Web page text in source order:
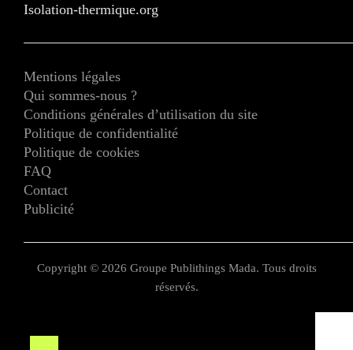
Isolation-thermique.org
Mentions légales
Qui sommes-nous ?
Conditions générales d’utilisation du site
Politique de confidentialité
Politique de cookies
FAQ
Contact
Publicité
Copyright © 2026 Groupe Publithings Mada. Tous droits
réservés.